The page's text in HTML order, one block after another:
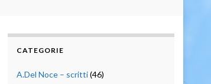
CATEGORIE
A.Del Noce – scritti(46)